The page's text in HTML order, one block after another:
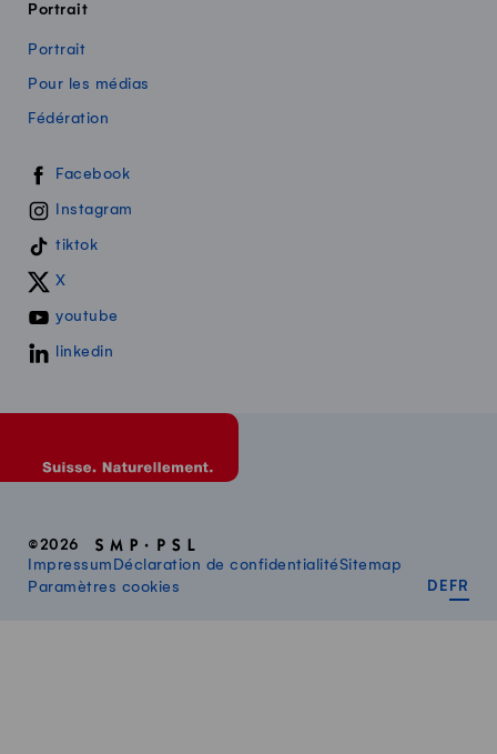
Portrait
Portrait
Pour les médias
Fédération
Swissmilk sur les réseaux sociaux
Facebook
Instagram
tiktok
X
youtube
linkedin
©2026
Impressum Déclaration de confidentialitéSitemap
Paramètres cookies
DE FR